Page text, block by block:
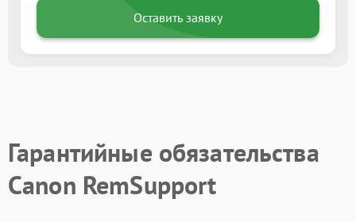
Оставить заявку
Гарантийные обязательства
Canon RemSupport